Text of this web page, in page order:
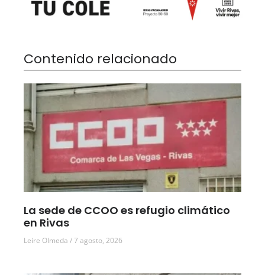
Contenido relacionado
La sede de CCOO es refugio climático
en Rivas
Leire Olmeda 7 agosto, 2026